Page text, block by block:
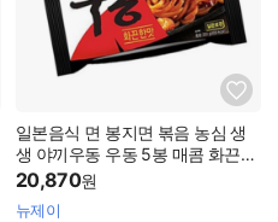
일본음식 면 봉지면 볶음 농심 생
생 야끼우동 우동 5봉 매콤 화끈한
맛 CW761FB4
20,870원
뉴제이